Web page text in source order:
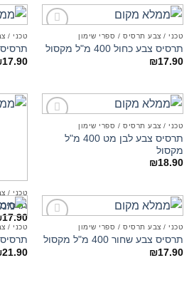
wishlist
טכני / צבע תרסיס / ספרי שימון
תרסיס צבע כחול 400 מ"ל מקסול
₪17.90
טכני /
תרסיס צבע
17.90
wishlist
טכני / צבע תרסיס / ספרי שימון
תרסיס צבע לבן מט 400 מ"ל
מקסול
₪18.90
טכני /
תרסיס צבע
17.90
wishlist
טכני / צבע תרסיס / ספרי שימון
תרסיס צבע שחור 400 מ"ל מקסול
₪17.90
טכני /
תרסיס שימון
21.90